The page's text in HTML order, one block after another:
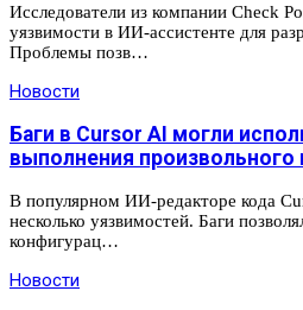
Исследователи из компании Check
уязвимости в ИИ-ассистенте для
Проблемы позв…
Новости
Баги в Cursor AI могли
выполнения произвольного
В популярном ИИ-редакторе кода
несколько уязвимостей. Баги
конфигурац…
Новости